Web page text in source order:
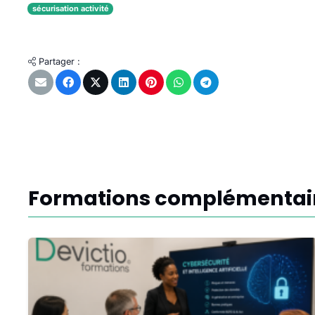
sécurisation activité
Partager :
Formations